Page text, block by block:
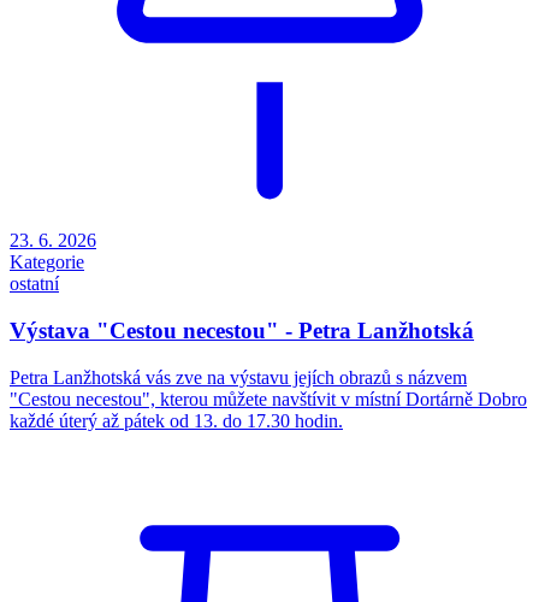
23. 6. 2026
Kategorie
ostatní
Výstava "Cestou necestou" - Petra Lanžhotská
Petra Lanžhotská vás zve na výstavu jejích obrazů s názvem
"Cestou necestou", kterou můžete navštívit v místní Dortárně Dobro
každé úterý až pátek od 13. do 17.30 hodin.